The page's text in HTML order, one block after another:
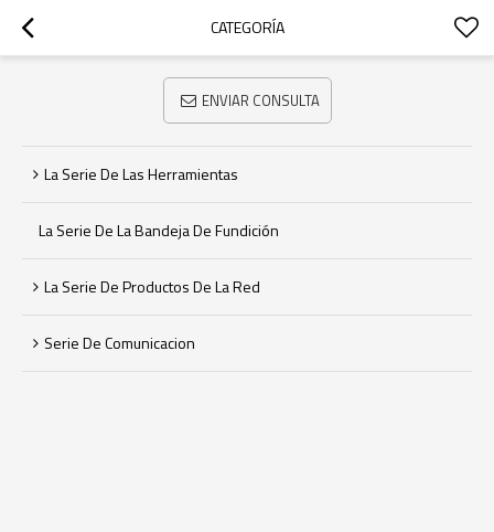
CATEGORÍA
ENVIAR CONSULTA
La Serie De Las Herramientas
La Serie De La Bandeja De Fundición
La Serie De Productos De La Red
Serie De Comunicacion